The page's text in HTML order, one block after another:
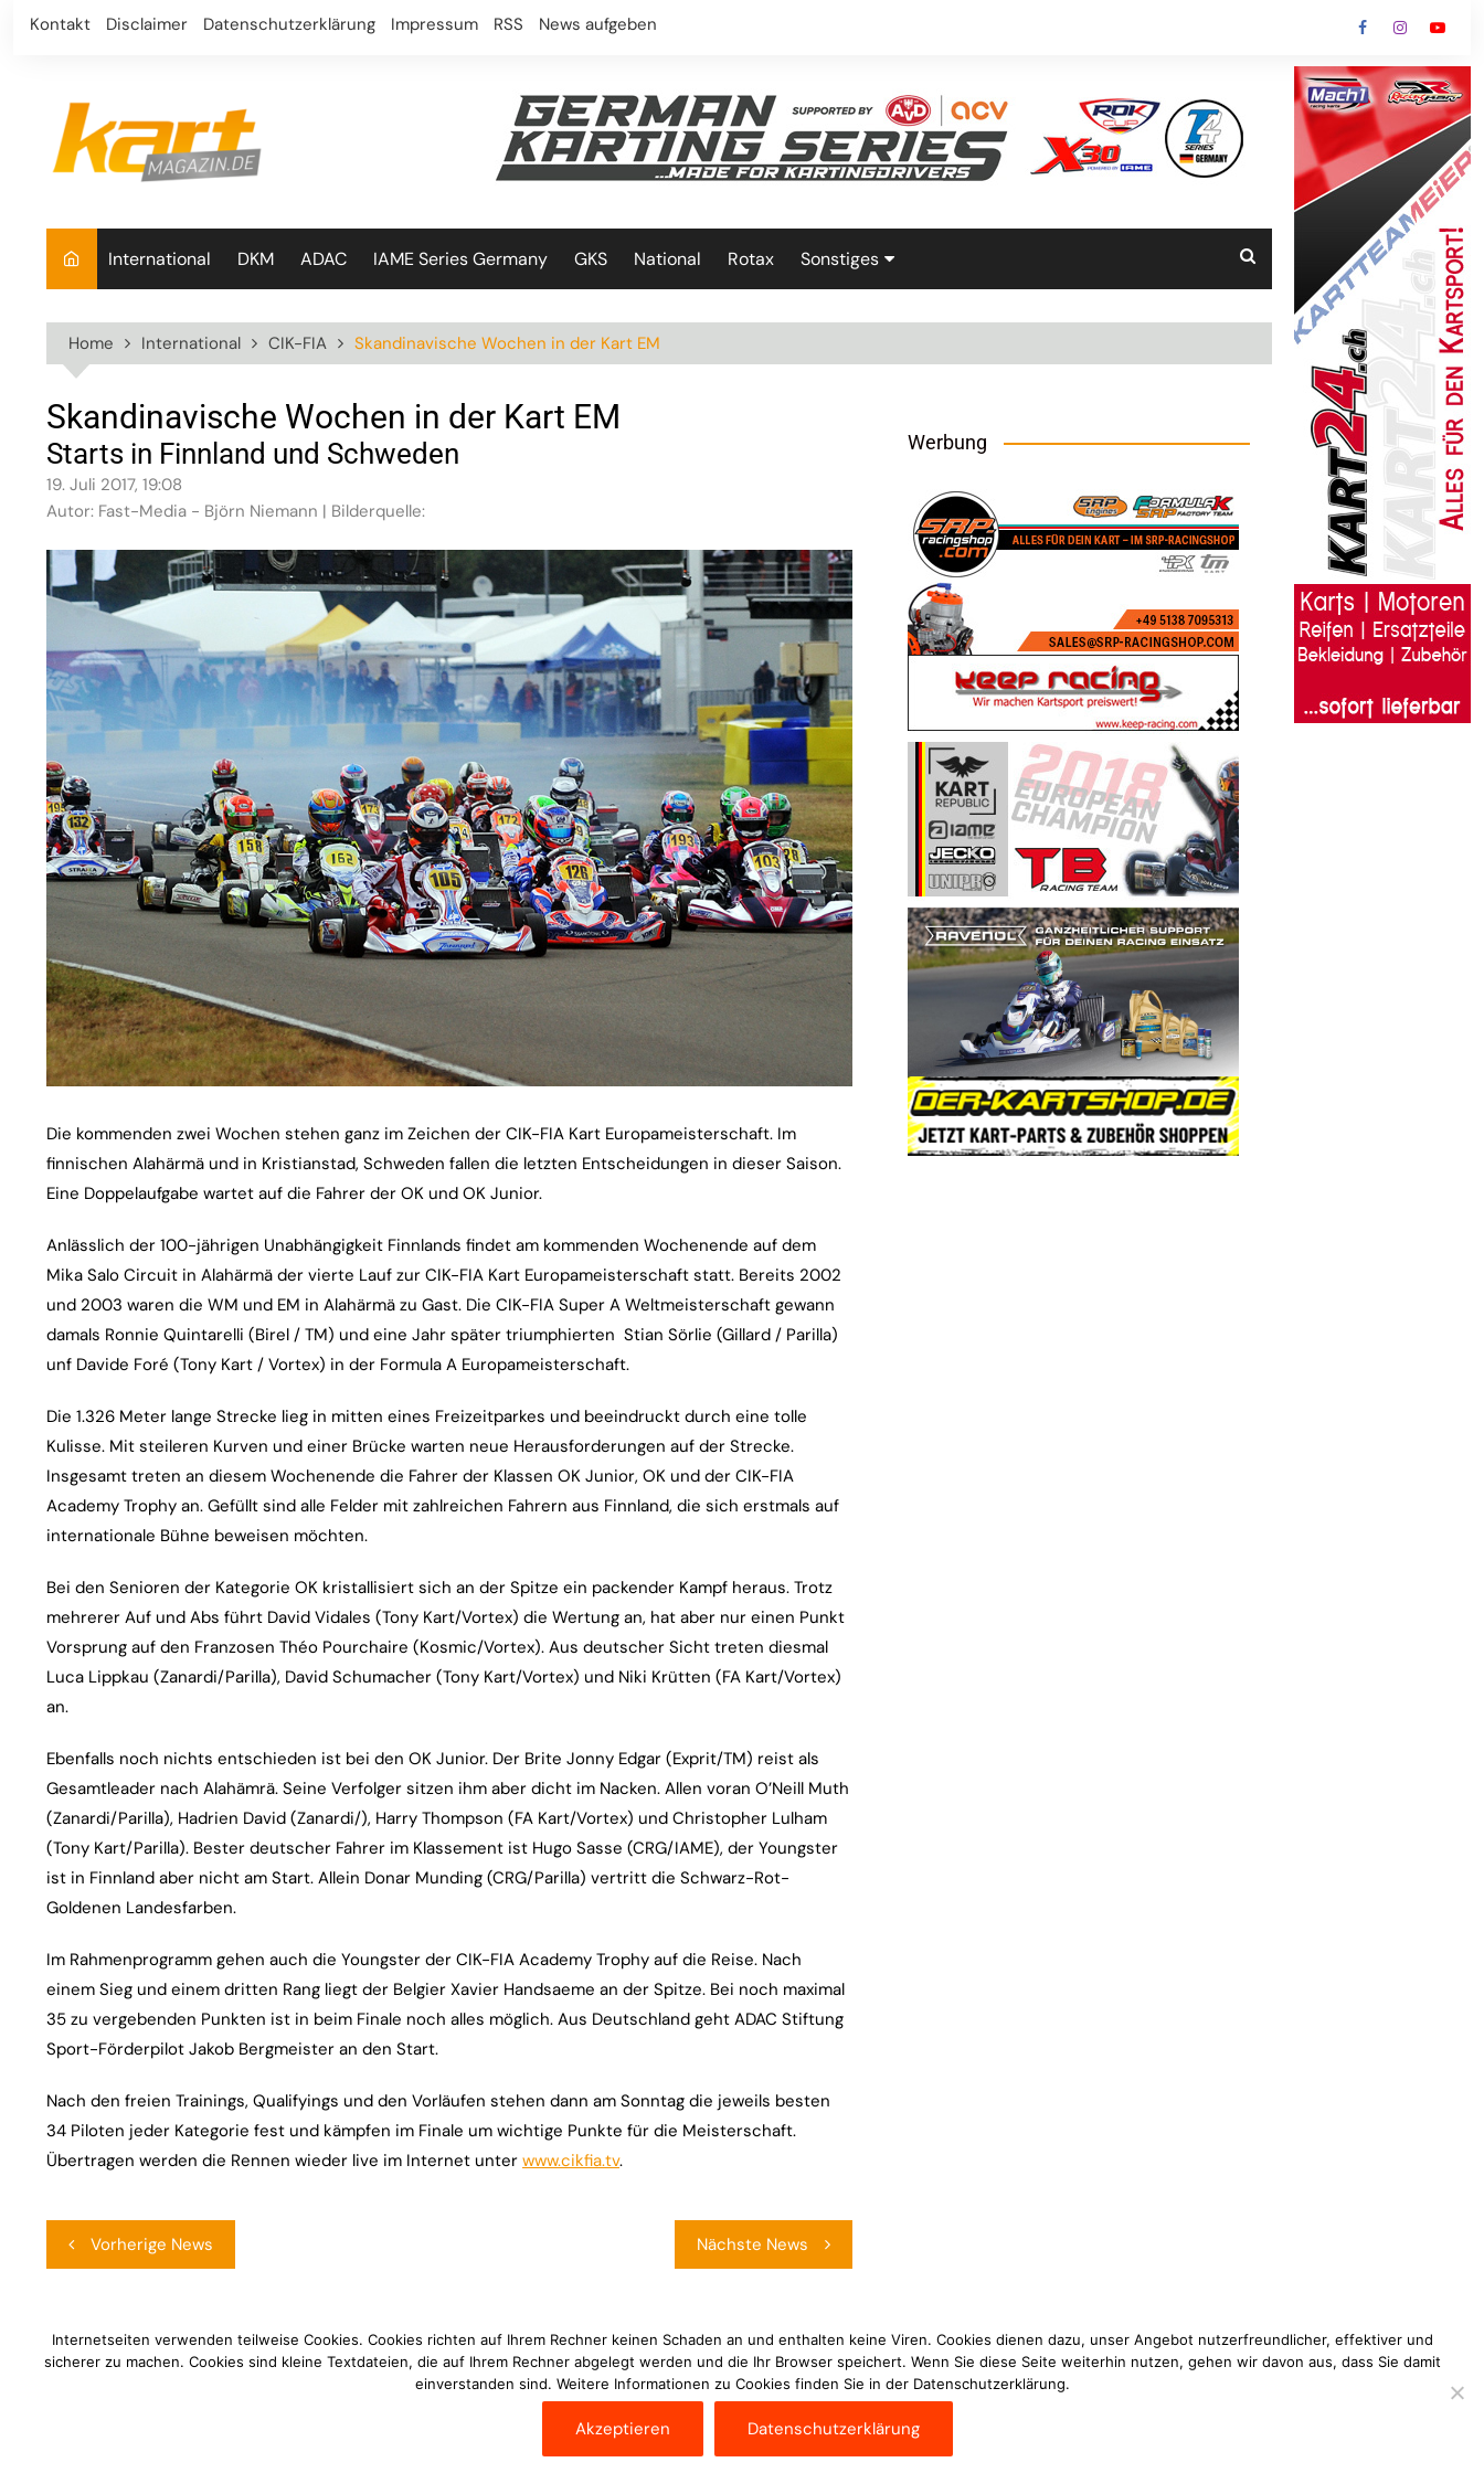
Skip
Kontakt Disclaimer Datenschutzerklärung Impressum RSS News aufgeben
International DKM ADAC IAME Series Germany GKS National Rotax Sonstiges
Home International CIK-FIA Skandinavische Wochen in der Kart EM
Skandinavische Wochen in der Kart EM
Starts in Finnland und Schweden
19. Juli 2017, 19:08
Autor: Fast-Media - Björn Niemann | Bilderquelle:
Die kommenden zwei Wochen stehen ganz im Zeichen der CIK-FIA Kart Europameisterschaft. Im
finnischen Alahärmä und in Kristianstad, Schweden fallen die letzten Entscheidungen in dieser Saison.
Eine Doppelaufgabe wartet auf die Fahrer der OK und OK Junior.
Anlässlich der 100-jährigen Unabhängigkeit Finnlands findet am kommenden Wochenende auf dem
Mika Salo Circuit in Alahärmä der vierte Lauf zur CIK-FIA Kart Europameisterschaft statt. Bereits 2002
und 2003 waren die WM und EM in Alahärmä zu Gast. Die CIK-FIA Super A Weltmeisterschaft gewann
damals Ronnie Quintarelli (Birel / TM) und eine Jahr später triumphierten Stian Sörlie (Gillard / Parilla)
unf Davide Foré (Tony Kart / Vortex) in der Formula A Europameisterschaft.
Die 1.326 Meter lange Strecke lieg in mitten eines Freizeitparkes und beeindruckt durch eine tolle
Kulisse. Mit steileren Kurven und einer Brücke warten neue Herausforderungen auf der Strecke.
Insgesamt treten an diesem Wochenende die Fahrer der Klassen OK Junior, OK und der CIK-FIA
Academy Trophy an. Gefüllt sind alle Felder mit zahlreichen Fahrern aus Finnland, die sich erstmals auf
internationale Bühne beweisen möchten.
Bei den Senioren der Kategorie OK kristallisiert sich an der Spitze ein packender Kampf heraus. Trotz
mehrerer Auf und Abs führt David Vidales (Tony Kart/Vortex) die Wertung an, hat aber nur einen Punkt
Vorsprung auf den Franzosen Théo Pourchaire (Kosmic/Vortex). Aus deutscher Sicht treten diesmal
Luca Lippkau (Zanardi/Parilla), David Schumacher (Tony Kart/Vortex) und Niki Krütten (FA Kart/Vortex)
an.
Ebenfalls noch nichts entschieden ist bei den OK Junior. Der Brite Jonny Edgar (Exprit/TM) reist als
Gesamtleader nach Alahämrä. Seine Verfolger sitzen ihm aber dicht im Nacken. Allen voran O’Neill Muth
(Zanardi/Parilla), Hadrien David (Zanardi/), Harry Thompson (FA Kart/Vortex) und Christopher Lulham
(Tony Kart/Parilla). Bester deutscher Fahrer im Klassement ist Hugo Sasse (CRG/IAME), der Youngster
ist in Finnland aber nicht am Start. Allein Donar Munding (CRG/Parilla) vertritt die Schwarz-Rot-
Goldenen Landesfarben.
Im Rahmenprogramm gehen auch die Youngster der CIK-FIA Academy Trophy auf die Reise. Nach
einem Sieg und einem dritten Rang liegt der Belgier Xavier Handsaeme an der Spitze. Bei noch maximal
35 zu vergebenden Punkten ist in beim Finale noch alles möglich. Aus Deutschland geht ADAC Stiftung
Sport-Förderpilot Jakob Bergmeister an den Start.
Nach den freien Trainings, Qualifyings und den Vorläufen stehen dann am Sonntag die jeweils besten
34 Piloten jeder Kategorie fest und kämpfen im Finale um wichtige Punkte für die Meisterschaft.
Übertragen werden die Rennen wieder live im Internet unter www.cikfia.tv.
Beitragsnavigation
Vorherige News Nächste News
Werbung
Internetseiten verwenden teilweise Cookies. Cookies richten auf Ihrem Rechner keinen Schaden an und enthalten keine Viren. Cookies dienen dazu, unser Angebot nutzerfreundlicher, effektiver und
sicherer zu machen. Cookies sind kleine Textdateien, die auf Ihrem Rechner abgelegt werden und die Ihr Browser speichert. Wenn Sie diese Seite weiterhin nutzen, gehen wir davon aus, dass Sie damit
einverstanden sind. Weitere Informationen zu Cookies finden Sie in der Datenschutzerklärung.
Akzeptieren Datenschutzerklärung